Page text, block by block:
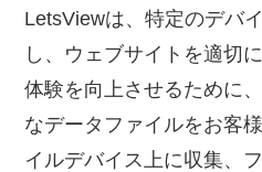
LetsViewは、特定のデバ
し、ウェブサイトを適切
体験を向上させるために
なデータファイルをお客
イルデバイス上に収集、